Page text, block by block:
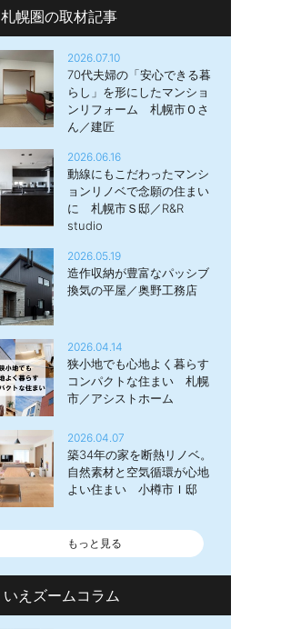
札幌圏の取材記事
2026.07.10
70代夫婦の「安心できる暮
らし」を形にしたマンショ
ンリフォーム 札幌市Ｏさ
ん／建匠
2026.06.16
動線にもこだわったマンシ
ョンリノベで念願の住まい
に 札幌市Ｓ邸／R&R
studio
2026.05.19
造作収納が豊富なパッシブ
換気の平屋／奥野工務店
2026.04.14
狭小地でも心地よく暮らす
コンパクトな住まい 札幌
市／アシストホーム
2026.04.07
築34年の家を断熱リノベ。
自然素材と空気循環が心地
よい住まい 小樽市Ｉ邸
もっと見る
いえズームコラム